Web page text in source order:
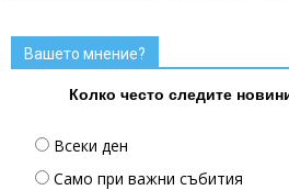
Вашето мнение?
Колко често следите
Всеки ден
Само при важни събития